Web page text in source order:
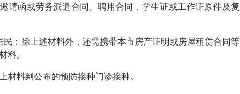
请函或劳务派遣合同、聘用合同，学生证或工作证原件及复
民：除上述材料外，还需携带本市房产证明或房屋租赁合同等
料。
材料到公布的预防接种门诊接种。